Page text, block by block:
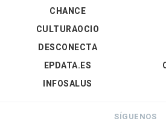
CHANCE
CULTURAOCIO
DESCONECTA
EPDATA.ES
INFOSALUS
SÍGUENOS